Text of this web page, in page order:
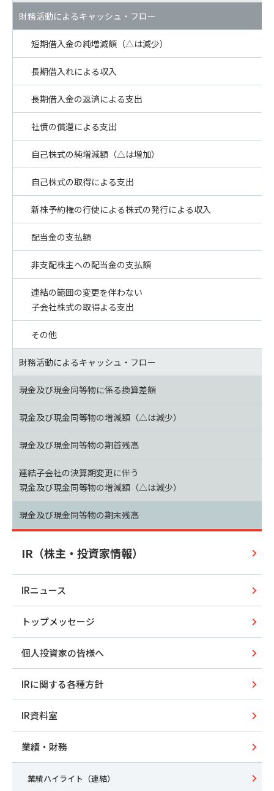
財務活動によるキャッシュ・フロー
短期借入金の純増減額（△は減少）
長期借入れによる収入
長期借入金の返済による支出
社債の償還による支出
自己株式の純増減額（△は増加）
自己株式の取得による支出
新株予約権の行使による株式の発行による収入
配当金の支払額
非支配株主への配当金の支払額
連結の範囲の変更を伴わない
子会社株式の取得よる支出
その他
財務活動によるキャッシュ・フロー
現金及び現金同等物に係る換算差額
現金及び現金同等物の増減額（△は減少）
現金及び現金同等物の期首残高
連結子会社の決算期変更に伴う
現金及び現金同等物の増減額（△は減少）
現金及び現金同等物の期末残高
IR（株主・投資家情報）
IRニュース
トップメッセージ
個人投資家の皆様へ
IRに関する各種方針
IR資料室
業績・財務
業績ハイライト（連結）